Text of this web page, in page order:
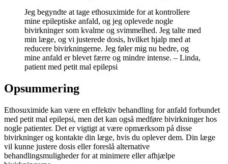
Jeg begyndte at tage ethosuximide for at kontrollere
mine epileptiske anfald, og jeg oplevede nogle
bivirkninger som kvalme og svimmelhed. Jeg talte med
min læge, og vi justerede dosis, hvilket hjalp med at
reducere bivirkningerne. Jeg føler mig nu bedre, og
mine anfald er blevet færre og mindre intense. – Linda,
patient med petit mal epilepsi
Opsummering
Ethosuximide kan være en effektiv behandling for anfald forbundet
med petit mal epilepsi, men det kan også medføre bivirkninger hos
nogle patienter. Det er vigtigt at være opmærksom på disse
bivirkninger og kontakte din læge, hvis du oplever dem. Din læge
vil kunne justere dosis eller foreslå alternative
behandlingsmuligheder for at minimere eller afhjælpe